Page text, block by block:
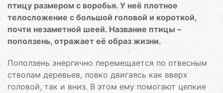
птицу размером с воробья. У неё плотное
телосложение с большой головой и короткой,
почти незаметной шеей. Название птицы –
поползень, отражает её образ жизни.
Поползень энергично перемещается по отвесным
стволам деревьев, ловко двигаясь как вверх
головой, так и вниз. В этом ему помогают цепкие